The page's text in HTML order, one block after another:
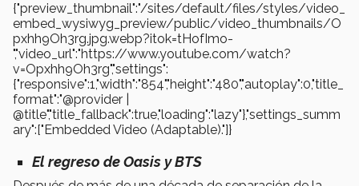
{"preview_thumbnail":"/sites/default/files/styles/video_
embed_wysiwyg_preview/public/video_thumbnails/O
pxhh9Oh3rg.jpg.webp?itok=tHofImo-
","video_url":"https://www.youtube.com/watch?
v=Opxhh9Oh3rg","settings":
{"responsive":1,"width":"854","height":"480","autoplay":0,"title_
format":"@provider |
@title","title_fallback":true,"loading":"lazy"},"settings_summ
ary":["Embedded Video (Adaptable)."]}
El regreso de Oasis y BTS